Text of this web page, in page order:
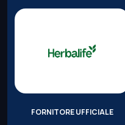
FORNITORE UFFICIALE